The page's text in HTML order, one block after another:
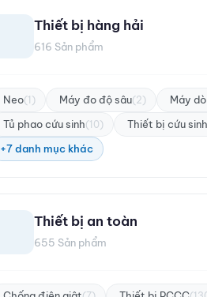
Thiết bị hàng hải
616 Sản phẩm
Neo(1) Máy đo độ sâu(2) Máy
Tủ phao cứu sinh(10) Thiết bị cứu sinh
+7 danh mục khác
Thiết bị an toàn
655 Sản phẩm